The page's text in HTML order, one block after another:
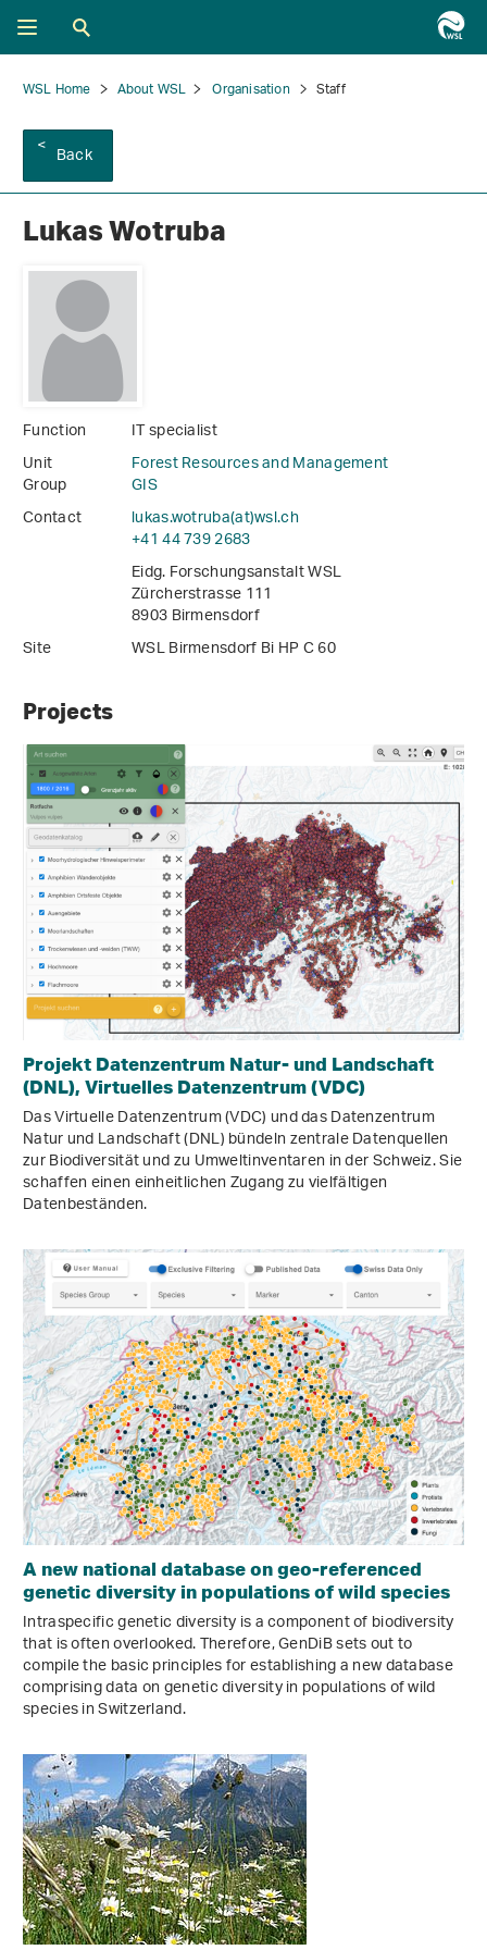
WSL Home About WSL Organisation Staff
Back
Lukas Wotruba
Function
IT specialist
Unit
Forest Resources and Management
Group
GIS
Contact
lukas.wotruba(at)wsl.ch
+41 44 739 2683
Eidg. Forschungsanstalt WSL
Zürcherstrasse 111
8903 Birmensdorf
Site
WSL Birmensdorf Bi HP C 60
Projects
Projekt Datenzentrum Natur- und Landschaft
(DNL), Virtuelles Datenzentrum (VDC)
Das Virtuelle Datenzentrum (VDC) und das Datenzentrum
Natur und Landschaft (DNL) bündeln zentrale Datenquellen
zur Biodiversität und zu Umweltinventaren in der Schweiz. Sie
schaffen einen einheitlichen Zugang zu vielfältigen
Datenbeständen.
A new national database on geo-referenced
genetic diversity in populations of wild species
Intraspecific genetic diversity is a component of biodiversity
that is often overlooked. Therefore, GenDiB sets out to
compile the basic principles for establishing a new database
comprising data on genetic diversity in populations of wild
species in Switzerland.